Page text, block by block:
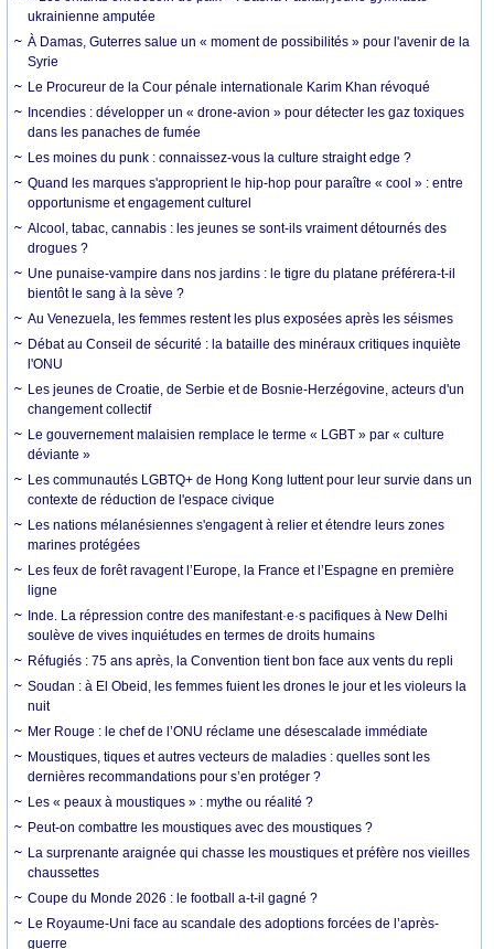
ukrainienne amputée
À Damas, Guterres salue un « moment de possibilités » pour l'avenir de la
Syrie
Le Procureur de la Cour pénale internationale Karim Khan révoqué
Incendies : développer un « drone-avion » pour détecter les gaz toxiques
dans les panaches de fumée
Les moines du punk : connaissez-vous la culture straight edge ?
Quand les marques s'approprient le hip-hop pour paraître « cool » : entre
opportunisme et engagement culturel
Alcool, tabac, cannabis : les jeunes se sont-ils vraiment détournés des
drogues ?
Une punaise-vampire dans nos jardins : le tigre du platane préférera-t-il
bientôt le sang à la sève ?
Au Venezuela, les femmes restent les plus exposées après les séismes
Débat au Conseil de sécurité : la bataille des minéraux critiques inquiète
l'ONU
Les jeunes de Croatie, de Serbie et de Bosnie-Herzégovine, acteurs d'un
changement collectif
Le gouvernement malaisien remplace le terme « LGBT » par « culture
déviante »
Les communautés LGBTQ+ de Hong Kong luttent pour leur survie dans un
contexte de réduction de l'espace civique
Les nations mélanésiennes s'engagent à relier et étendre leurs zones
marines protégées
Les feux de forêt ravagent l’Europe, la France et l’Espagne en première
ligne
Inde. La répression contre des manifestant·e·s pacifiques à New Delhi
soulève de vives inquiétudes en termes de droits humains
Réfugiés : 75 ans après, la Convention tient bon face aux vents du repli
Soudan : à El Obeid, les femmes fuient les drones le jour et les violeurs la
nuit
Mer Rouge : le chef de l’ONU réclame une désescalade immédiate
Moustiques, tiques et autres vecteurs de maladies : quelles sont les
dernières recommandations pour s’en protéger ?
Les « peaux à moustiques » : mythe ou réalité ?
Peut-on combattre les moustiques avec des moustiques ?
La surprenante araignée qui chasse les moustiques et préfère nos vieilles
chaussettes
Coupe du Monde 2026 : le football a-t-il gagné ?
Le Royaume-Uni face au scandale des adoptions forcées de l’après-
guerre